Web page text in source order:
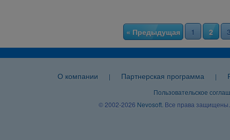
« Предыдущая 1 2
О компании | Партнерская программа |
Пользовательское
© 2002-2026 Nevosoft . Все права защищены